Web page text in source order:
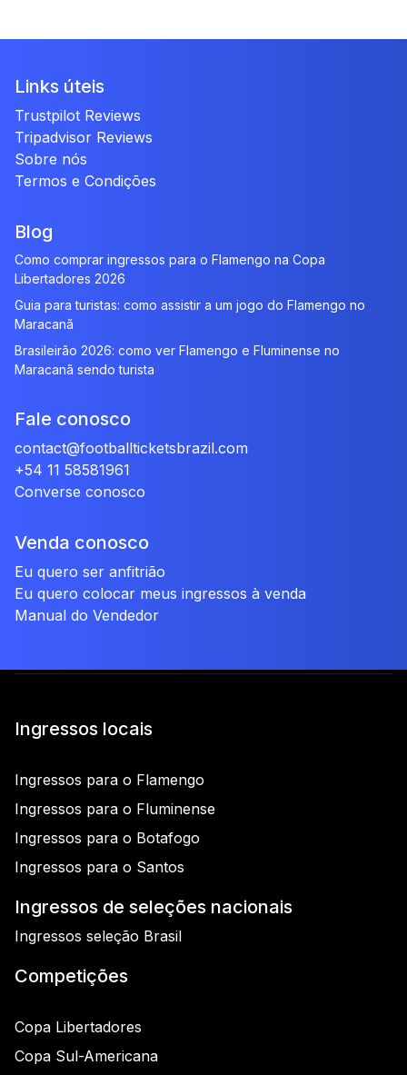
Links úteis
Trustpilot Reviews
Tripadvisor Reviews
Sobre nós
Termos e Condições
Blog
Como comprar ingressos para o Flamengo na Copa
Libertadores 2026
Guia para turistas: como assistir a um jogo do Flamengo no
Maracanã
Brasileirão 2026: como ver Flamengo e Fluminense no
Maracanã sendo turista
Fale conosco
contact@footballticketsbrazil.com
+54 11 58581961
Converse conosco
Venda conosco
Eu quero ser anfitrião
Eu quero colocar meus ingressos à venda
Manual do Vendedor
Ingressos locais
Ingressos para o Flamengo
Ingressos para o Fluminense
Ingressos para o Botafogo
Ingressos para o Santos
Ingressos de seleções nacionais
Ingressos seleção Brasil
Competições
Copa Libertadores
Copa Sul-Americana